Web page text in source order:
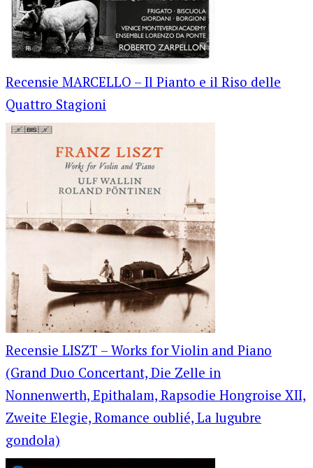
Recensie MARCELLO – Il Pianto e il Riso delle
Quattro Stagioni
Recensie LISZT – Works for Violin and Piano
(Grand Duo Concertant, Die Zelle in
Nonnenwerth, Epithalam, Rapsodie Hongroise XII,
Zweite Elegie, Romance oublié, La lugubre
gondola)